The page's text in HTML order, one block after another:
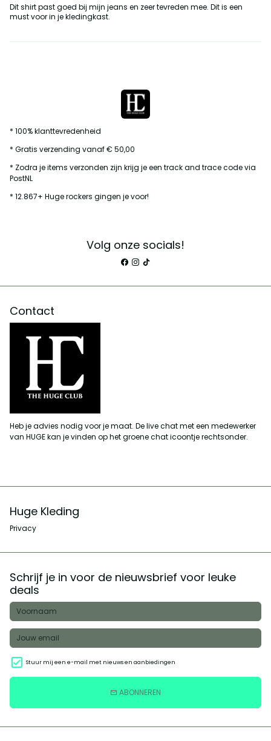
Dit shirt past goed bij mijn jeans en zeer tevreden mee. Dit is een
must voor in je kledingkast.
* 100% klanttevredenheid
* Gratis verzending vanaf € 50,00
* Zodra je items verzonden zijn krijg je een track and trace code via
PostNL
* 12.867+ Huge rockers gingen je voor!
Volg onze socials!
Contact
Heb je advies nodig voor je maat. De live chat met een medewerker
van HUGE kan je vinden op het groene chat icoontje rechtsonder.
Huge Kleding
Privacy
Schrijf je in voor de nieuwsbrief voor leuke
deals
Stuur mij een e-mail met nieuws en aanbiedingen
email ABONNEREN